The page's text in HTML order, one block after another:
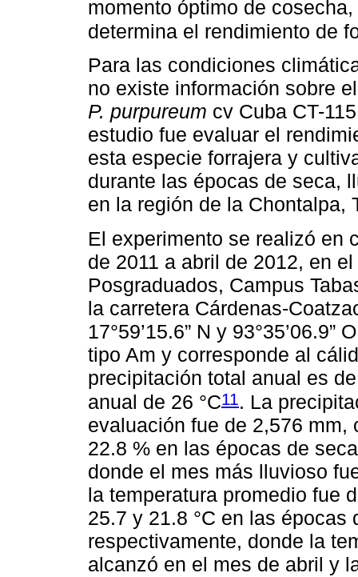
momento óptimo de
determina el rendimiento de
Para las condiciones
no existe información sobre
P. purpureum cv Cuba CT-
estudio fue evaluar el
esta especie forrajera y
durante las épocas de seca,
en la región de la Chontalpa,
El experimento se realizó en
de 2011 a abril de 2012, en
Posgraduados, Campus
la carretera Cárdenas-
17°59’15.6” N y
tipo Am y corresponde al
precipitación total anual es
anual de 26 °C11 . La
evaluación fue de 2,576
22.8 % en las épocas de
donde el mes más lluvioso
la temperatura promedio fue
25.7 y 21.8 °C en las
respectivamente, donde la
alcanzó en el mes de abril y